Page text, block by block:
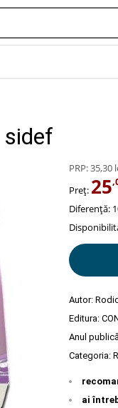
sidef
PRP:35,30
Preț: 25
Diferență:
Autor:
Editura:
Anul
Categoria:
ai